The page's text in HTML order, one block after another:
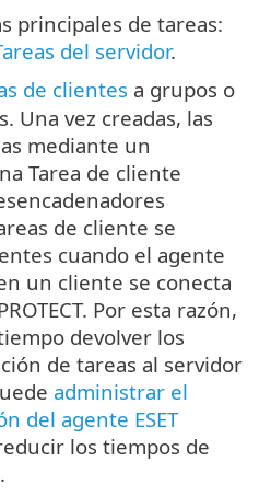
principales de tareas:
del servidor.
de clientes a grupos o
Una vez creadas, las
mediante un
Tarea de cliente
de cliente se
cuando el agente
un cliente se conecta
Por esta razón,
devolver los
de tareas al servidor
administrar el
del agente ESET
los tiempos de